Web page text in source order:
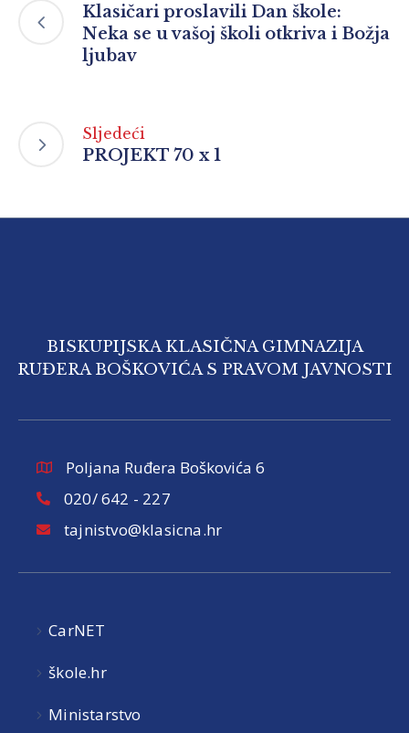
Klasičari proslavili Dan škole:
Neka se u vašoj školi otkriva i Božja
ljubav
Sljedeći
PROJEKT 70 x 1
BISKUPIJSKA KLASIČNA GIMNAZIJA
RUĐERA BOŠKOVIĆA S PRAVOM JAVNOSTI
Poljana Ruđera Boškovića 6
020/ 642 - 227
tajnistvo@klasicna.hr
CarNET
škole.hr
Ministarstvo